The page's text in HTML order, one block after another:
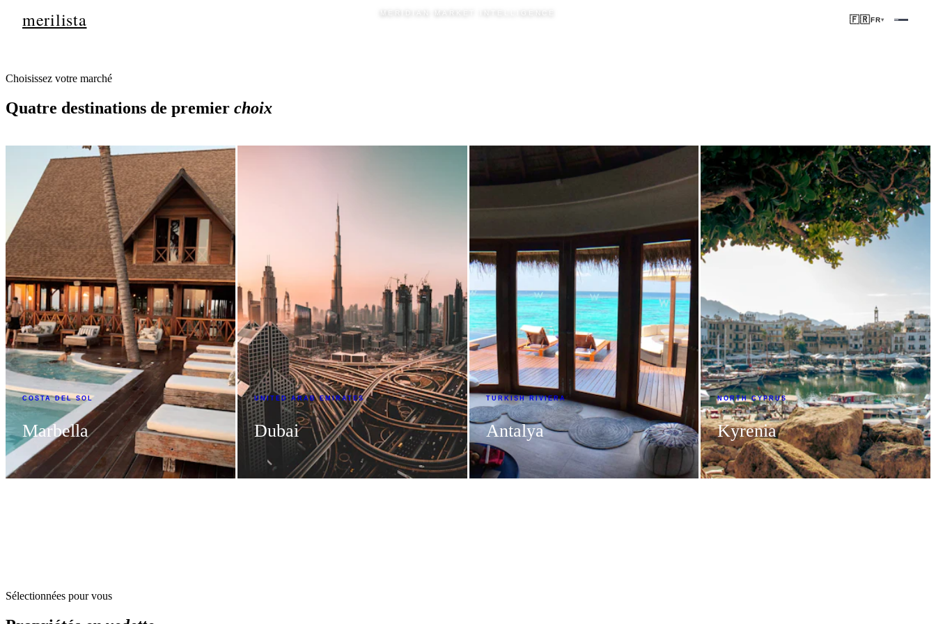
merilista 🇫🇷FR▾
TROUVEZ
VOTRE MAISON
sur les marchés
mondiaux
TROUVEZ VOTRE CORRESPONDANCE
Choisissez votre marché
Quatre destinations de premier choix
COSTA DEL SOL
Marbella
UNITED ARAB EMIRATES
Dubai
TURKISH RIVIERA
Antalya
NORTH CYPRUS
Kyrenia
Sélectionnées pour vous